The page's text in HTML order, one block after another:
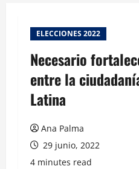
ELECCIONES 2022
Necesario
entre la
Latina
Ana Palma
29 junio, 2022
4 minutes read